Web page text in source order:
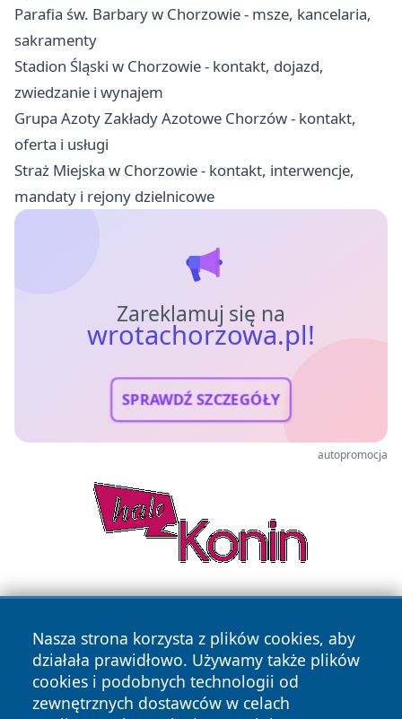
Parafia św. Barbary w Chorzowie - msze, kancelaria,
sakramenty
Stadion Śląski w Chorzowie - kontakt, dojazd,
zwiedzanie i wynajem
Grupa Azoty Zakłady Azotowe Chorzów - kontakt,
oferta i usługi
Straż Miejska w Chorzowie - kontakt, interwencje,
mandaty i rejony dzielnicowe
Zareklamuj się na
wrotachorzowa.pl!
SPRAWDŹ SZCZEGÓŁY
autopromocja
Nasza strona korzysta z plików cookies, aby
działała prawidłowo. Używamy także plików
cookies i podobnych technologii od
zewnętrznych dostawców w celach
Copyright © 2026 wrotachorzowa.pl Wszystkie prawa